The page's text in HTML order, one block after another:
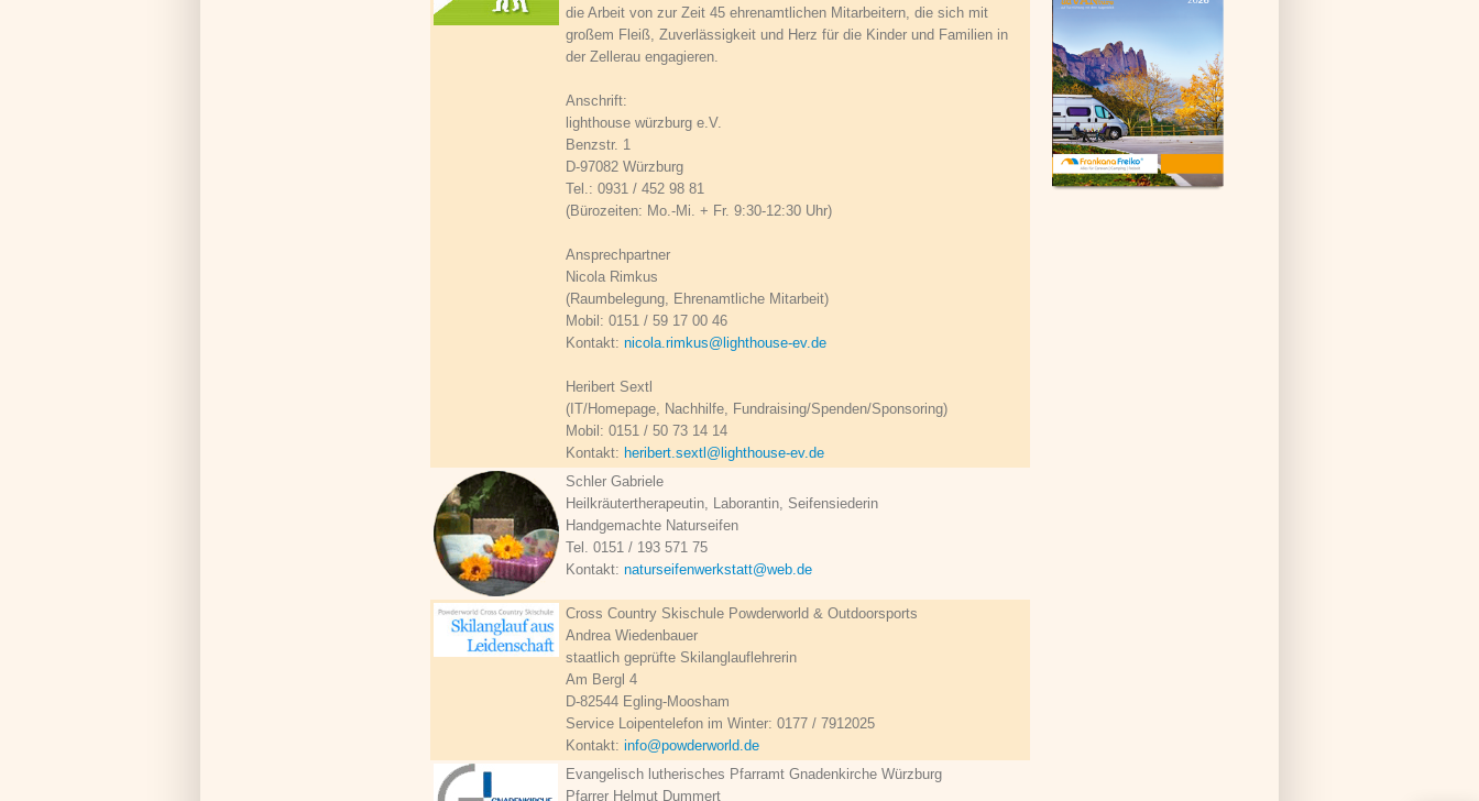
die Arbeit von zur Zeit 45 ehrenamtlichen Mitarbeitern, die sich mit
großem Fleiß, Zuverlässigkeit und Herz für die Kinder und Familien in
der Zellerau engagieren.
Anschrift:
lighthouse würzburg e.V.
Benzstr. 1
D-97082 Würzburg
Tel.: 0931 / 452 98 81
(Bürozeiten: Mo.-Mi. + Fr. 9:30-12:30 Uhr)
Ansprechpartner
Nicola Rimkus
(Raumbelegung, Ehrenamtliche Mitarbeit)
Mobil: 0151 / 59 17 00 46
Kontakt:nicola.rimkus@lighthouse-ev.de
Heribert Sextl
(IT/Homepage, Nachhilfe, Fundraising/Spenden/Sponsoring)
Mobil: 0151 / 50 73 14 14
Kontakt: heribert.sextl@lighthouse-ev.de
Schler Gabriele
Heilkräutertherapeutin, Laborantin, Seifensiederin
Handgemachte Naturseifen
Tel. 0151 / 193 571 75
Kontakt:naturseifenwerkstatt@web.de
Cross Country Skischule Powderworld & Outdoorsports
Andrea Wiedenbauer
staatlich geprüfte Skilanglauflehrerin
Am Bergl 4
D-82544 Egling-Moosham
Service Loipentelefon im Winter: 0177 / 7912025
Kontakt:info@powderworld.de
Evangelisch lutherisches Pfarramt Gnadenkirche Würzburg
Pfarrer Helmut Dummert